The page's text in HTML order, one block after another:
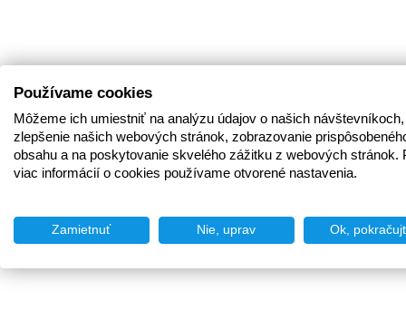
Používame cookies
Môžeme ich umiestniť na analýzu údajov o našich
zlepšenie našich webových stránok, zobrazovanie
obsahu a na poskytovanie skvelého zážitku z webových stránok.
viac informácií o cookies používame otvorené nastavenia.
Zamietnuť Nie, uprav Ok,